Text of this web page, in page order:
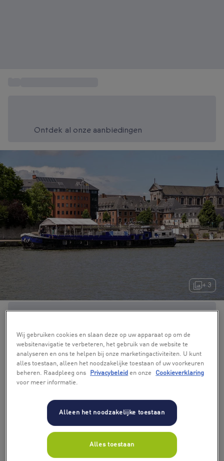
Ontdek al onze aanbiedingen
+ 3
Wij gebruiken cookies en slaan deze op uw apparaat op om de
websitenavigatie te verbeteren, het gebruik van de website te
analyseren en ons te helpen bij onze marketingactiviteiten. U kunt
alles toestaan, alleen het noodzakelijke toestaan of uw voorkeuren
beheren. Raadpleeg ons
Privacybeleid en onze
Cookieverklaring
voor meer informatie.
Alleen het noodzakelijke toestaan
Alles toestaan